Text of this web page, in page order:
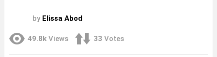
by Elissa Abod
49.8k Views 33 Votes